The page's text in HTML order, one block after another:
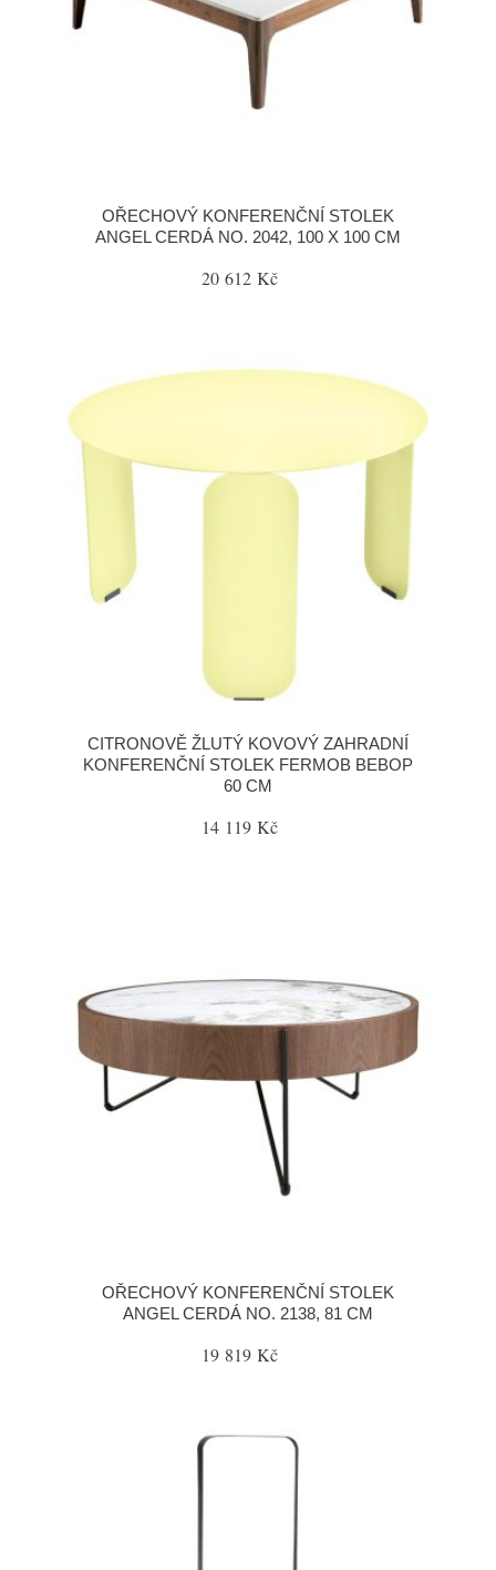
OŘECHOVÝ KONFERENČNÍ STOLEK
ANGEL CERDÁ NO. 2042, 100 X 100 CM
20 612 Kč
CITRONOVĚ ŽLUTÝ KOVOVÝ ZAHRADNÍ
KONFERENČNÍ STOLEK FERMOB BEBOP
60 CM
14 119 Kč
OŘECHOVÝ KONFERENČNÍ STOLEK
ANGEL CERDÁ NO. 2138, 81 CM
19 819 Kč